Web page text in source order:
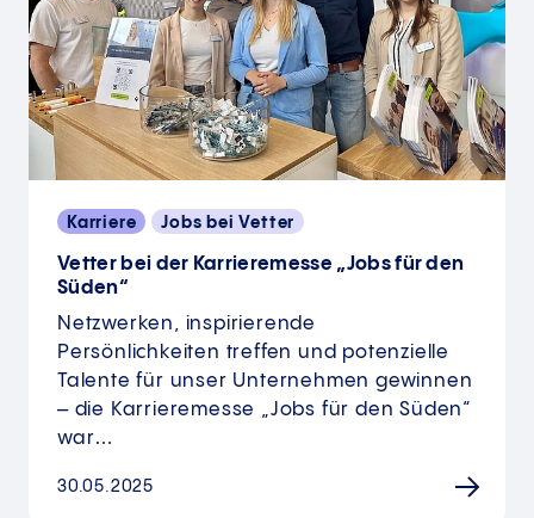
Karriere Jobs bei Vetter
Vetter bei der Karrieremesse „Jobs für den
Süden“
Netzwerken, inspirierende
Persönlichkeiten treffen und potenzielle
Talente für unser Unternehmen gewinnen
– die Karrieremesse „Jobs für den Süden“
war…
30.05.2025